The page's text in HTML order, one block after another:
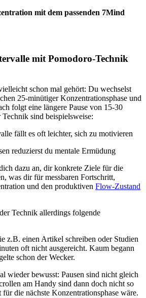
mit dem passenden 7Mind
mit Pomodoro-Technik
schon mal gehört: Du wechselst
25-minütiger Konzentrationsphase und
folgt eine längere Pause von 15-30
sind beispielsweise:
fällt es oft leichter, sich zu motivieren
reduzierst du mentale Ermüdung
dazu an, dir konkrete Ziele für die
was dir für messbaren Fortschritt,
und den produktiven Flow-Zustand
Technik allerdings folgende
z.B. einen Artikel schreiben oder Studien
oft nicht ausgereicht. Kaum begann
schon der Wecker.
wieder bewusst: Pausen sind nicht gleich
am Handy sind dann doch nicht so
für die nächste Konzentrationsphase wäre.